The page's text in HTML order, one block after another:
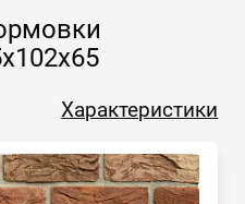
Характеристики